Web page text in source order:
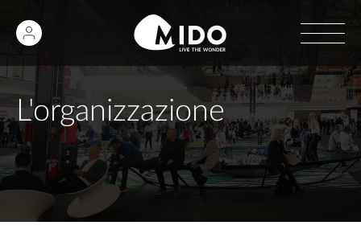
L'organizzazione